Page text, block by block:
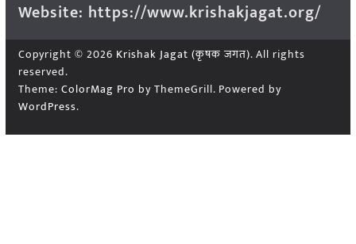
Website: https://www.krishakjagat.org/
Copyright © 2026 Krishak Jagat (कृषक जगत). All rights
reserved.
Theme: ColorMag Pro by ThemeGrill. Powered by
WordPress.